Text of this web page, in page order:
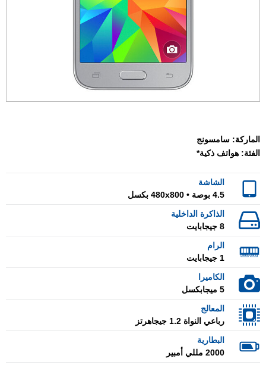
الماركة: سامسونج
الفئة: هواتف ذكية*
الشاشة
4.5 بوصة • 480x800 بكسل
الذاكرة الداخلية
8 جيجابايت
الرام
1 جيجابايت
الكاميرا
5 ميجابكسل
المعالج
رباعي النواة 1.2 جيجاهرتز
البطارية
2000 مللي أمبير